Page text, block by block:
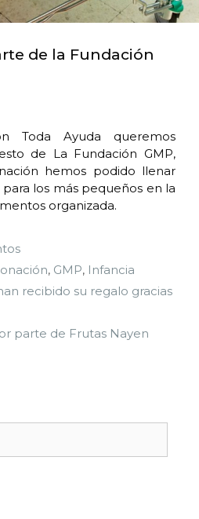
de la Fundación
Toda Ayuda queremos
de La Fundación GMP,
hemos podido llenar
los más pequeños en la
organizada.
, GMP, Infancia
recibido su regalo gracias
parte de Frutas Nayen